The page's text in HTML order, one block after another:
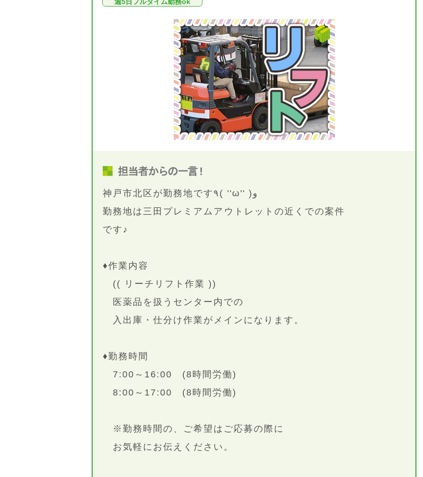
神戸市北区が勤務地です٩( ''ω'' )و
勤務地は三田プレミアムアウトレットの近くでの案件
です♪
♦作業内容
(( リーチリフト作業 ))
医薬品を扱うセンター内での
入出庫・仕分け作業がメインになります。
♦勤務時間
7:00～16:00 (8時間労働)
8:00～17:00 (8時間労働)
※勤務時間の、ご希望はご応募の際に
お気軽にお伝えください。